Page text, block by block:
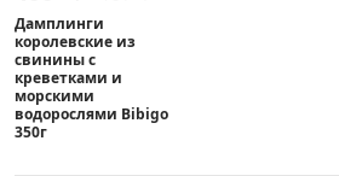
Дамплинги
королевские из
свинины с
креветками и
морскими
водорослями Bibigo
350г